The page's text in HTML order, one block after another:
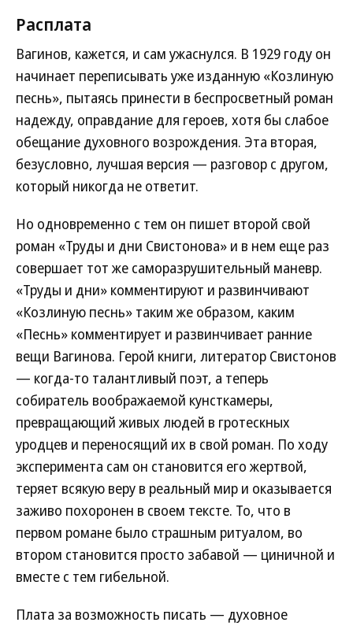
Расплата
Вагинов, кажется, и сам ужаснулся. В 1929 году он
начинает переписывать уже изданную «Козлиную
песнь», пытаясь принести в беспросветный роман
надежду, оправдание для героев, хотя бы слабое
обещание духовного возрождения. Эта вторая,
безусловно, лучшая версия — разговор с другом,
который никогда не ответит.
Но одновременно с тем он пишет второй свой
роман «Труды и дни Свистонова» и в нем еще раз
совершает тот же саморазрушительный маневр.
«Труды и дни» комментируют и развинчивают
«Козлиную песнь» таким же образом, каким
«Песнь» комментирует и развинчивает ранние
вещи Вагинова. Герой книги, литератор Свистонов
— когда-то талантливый поэт, а теперь
собиратель воображаемой кунсткамеры,
превращающий живых людей в гротескных
уродцев и переносящий их в свой роман. По ходу
эксперимента сам он становится его жертвой,
теряет всякую веру в реальный мир и оказывается
заживо похоронен в своем тексте. То, что в
первом романе было страшным ритуалом, во
втором становится просто забавой — циничной и
вместе с тем гибельной.
Плата за возможность писать — духовное